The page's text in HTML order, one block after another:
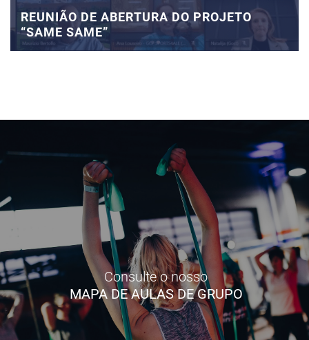
REUNIÃO DE ABERTURA DO PROJETO
“SAME SAME”
Consulte o nosso
MAPA DE AULAS DE GRUPO